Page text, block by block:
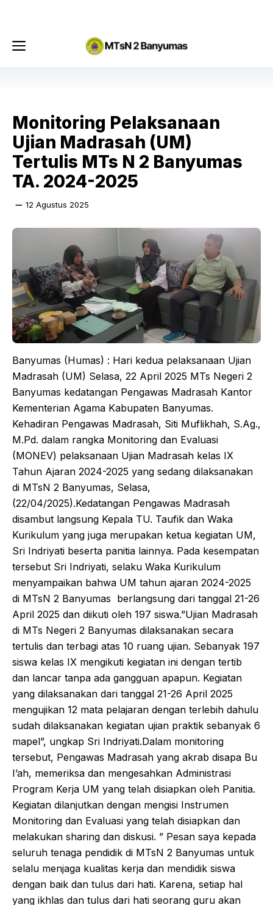
Menu
Monitoring Pelaksanaan
Ujian Madrasah (UM)
Tertulis MTs N 2 Banyumas
TA. 2024-2025
12 Agustus 2025
Banyumas (Humas) : Hari kedua pelaksanaan Ujian
Madrasah (UM) Selasa, 22 April 2025 MTs Negeri 2
Banyumas kedatangan Pengawas Madrasah Kantor
Kementerian Agama Kabupaten Banyumas.
Kehadiran Pengawas Madrasah, Siti Muflikhah, S.Ag.,
M.Pd. dalam rangka Monitoring dan Evaluasi
(MONEV) pelaksanaan Ujian Madrasah kelas IX
Tahun Ajaran 2024-2025 yang sedang dilaksanakan
di MTsN 2 Banyumas, Selasa,
(22/04/2025).Kedatangan Pengawas Madrasah
disambut langsung Kepala TU. Taufik dan Waka
Kurikulum yang juga merupakan ketua kegiatan UM,
Sri Indriyati beserta panitia lainnya. Pada kesempatan
tersebut Sri Indriyati, selaku Waka Kurikulum
menyampaikan bahwa UM tahun ajaran 2024-2025
di MTsN 2 Banyumas berlangsung dari tanggal 21-26
April 2025 dan diikuti oleh 197 siswa.”Ujian Madrasah
di MTs Negeri 2 Banyumas dilaksanakan secara
tertulis dan terbagi atas 10 ruang ujian. Sebanyak 197
siswa kelas IX mengikuti kegiatan ini dengan tertib
dan lancar tanpa ada gangguan apapun. Kegiatan
yang dilaksanakan dari tanggal 21-26 April 2025
mengujikan 12 mata pelajaran dengan terlebih dahulu
sudah dilaksanakan kegiatan ujian praktik sebanyak 6
mapel”, ungkap Sri Indriyati.Dalam monitoring
tersebut, Pengawas Madrasah yang akrab disapa Bu
I’ah, memeriksa dan mengesahkan Administrasi
Program Kerja UM yang telah disiapkan oleh Panitia.
Kegiatan dilanjutkan dengan mengisi Instrumen
Monitoring dan Evaluasi yang telah disiapkan dan
melakukan sharing dan diskusi. ” Pesan saya kepada
seluruh tenaga pendidik di MTsN 2 Banyumas untuk
selalu menjaga kualitas kerja dan mendidik siswa
dengan baik dan tulus dari hati. Karena, setiap hal
yang ikhlas dan tulus dari hati seorang guru akan